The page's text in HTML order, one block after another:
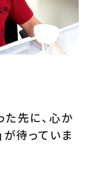
先に、心か
が待っていま